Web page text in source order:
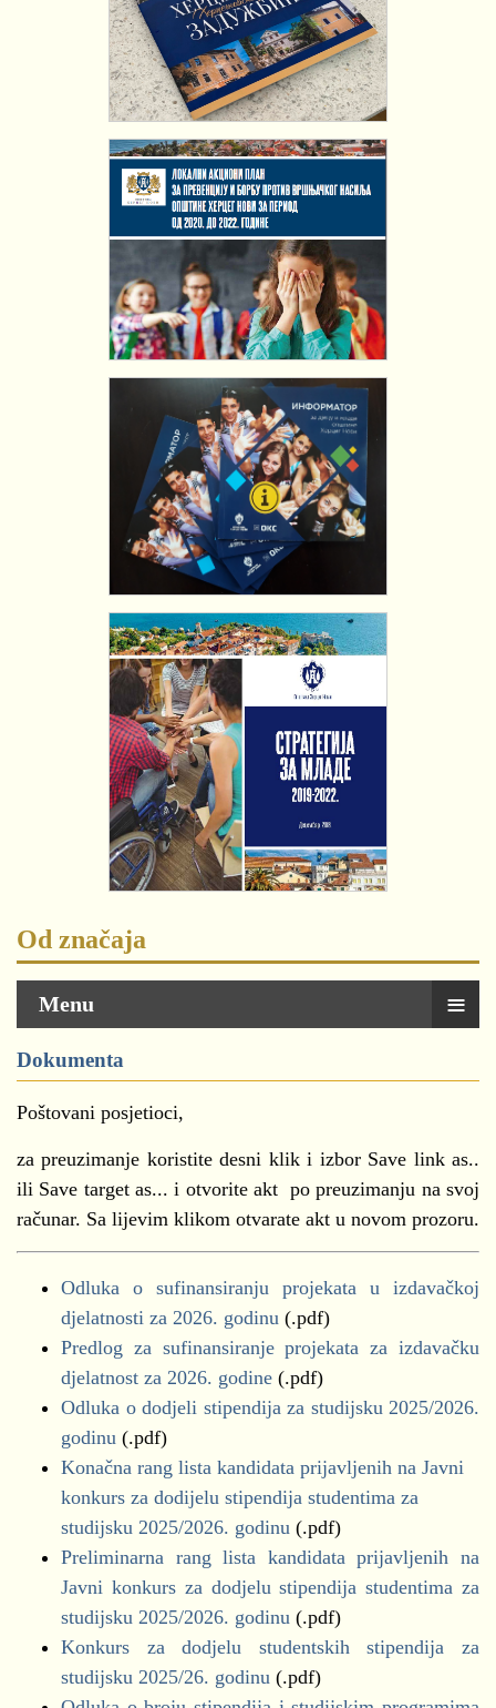
Od značaja
Menu ≡
Dokumenta
Poštovani posjetioci,
za preuzimanje koristite desni klik i izbor Save link as..
ili Save target as... i otvorite akt po preuzimanju na svoj
računar. Sa lijevim klikom otvarate akt u novom prozoru.
Odluka o sufinansiranju projekata u izdavačkoj
djelatnosti za 2026. godinu (.pdf)
Predlog za sufinansiranje projekata za izdavačku
djelatnost za 2026. godine (.pdf)
Odluka o dodjeli stipendija za studijsku 2025/2026.
godinu (.pdf)
Konačna rang lista kandidata prijavljenih na Javni
konkurs za dodijelu stipendija studentima za
studijsku 2025/2026. godinu (.pdf)
Preliminarna rang lista kandidata prijavljenih na
Javni konkurs za dodjelu stipendija studentima za
studijsku 2025/2026. godinu (.pdf)
Konkurs za dodjelu studentskih stipendija za
studijsku 2025/26. godinu (.pdf)